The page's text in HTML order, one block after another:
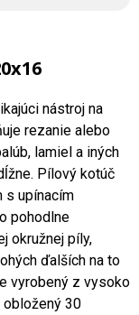
nástroj na
rezanie alebo
lamiel a iných
Pílový kotúč
s upínacím
pohodlne
okružnej píly,
ďalších na to
vyrobený z vysoko
30